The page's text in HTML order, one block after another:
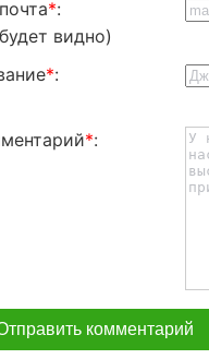
*:
видно)
*:
*: